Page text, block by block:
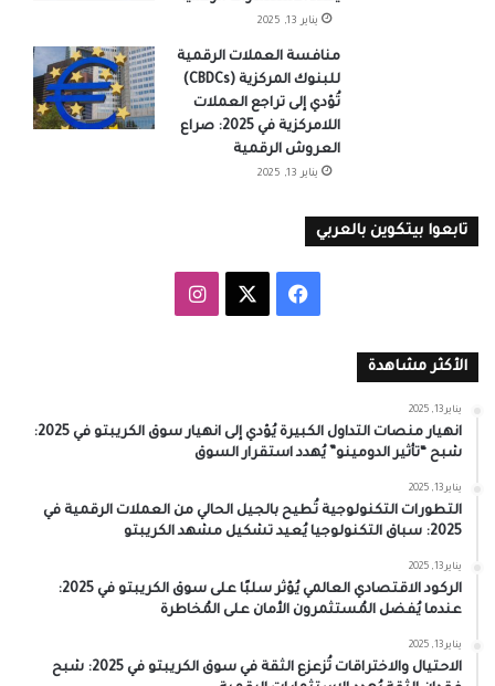
يناير 13, 2025
منافسة العملات الرقمية
للبنوك المركزية (CBDCs)
تُؤدي إلى تراجع العملات
اللامركزية في 2025: صراع
العروش الرقمية
يناير 13, 2025
تابعوا بيتكوين بالعربي
فيسبوك انستقرام
الأكثر مشاهدة
يناير 13, 2025
انهيار منصات التداول الكبيرة يُؤدي إلى انهيار سوق الكريبتو في 2025:
شبح “تأثير الدومينو” يُهدد استقرار السوق
يناير 13, 2025
التطورات التكنولوجية تُطيح بالجيل الحالي من العملات الرقمية في
2025: سباق التكنولوجيا يُعيد تشكيل مشهد الكريبتو
يناير 13, 2025
الركود الاقتصادي العالمي يُؤثر سلبًا على سوق الكريبتو في 2025:
عندما يُفضل المُستثمرون الأمان على المُخاطرة
يناير 13, 2025
الاحتيال والاختراقات تُزعزع الثقة في سوق الكريبتو في 2025: شبح